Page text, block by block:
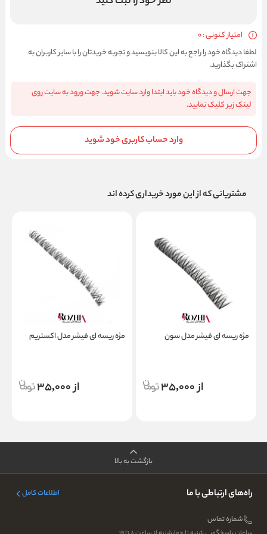
امتیاز کنونی : 0
لطفا دیدگاه خود را راجع به این کالا بنویسید و تجربه خریدتان را با سایر کاربران به
اشتراک بگذارید.
جهت ارسال و دیدگاه خود باید ابتدا وارد سایت شوید. جهت ورود به سایت روی
لینک زیر کلیک نمایید.
وارد حساب کاربری خود شوید
مشتریانی که از این مورد خریداری کرده اند
مژه ریسه ای فیشر مدل سون
از 35,000
مژه ریسه ای فیشر مدل اکستریم
از 35,000
بازگشت به بالا
راه‌های ارتباطی با ما اطلاعات کامل
شماره تماس